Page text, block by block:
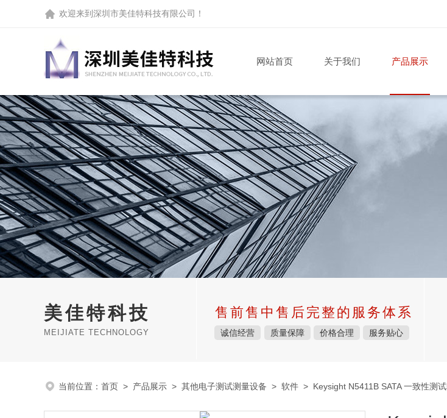
欢迎来到 深圳市美佳特科技有限公司 ！
网站首页 关于我们 产品展示
美佳特科技
MEIJIATE TECHNOLOGY
售前售中售后完整的服务体系
诚信经营 质量保障 价格合理 服务贴心
当前位置： 首页 > 产品展示 > 其他电子测试测量设备 > 软件 > Keysight N5411B SATA 一致性测